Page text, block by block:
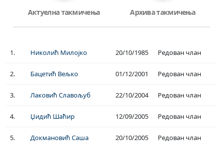
Актуелна такмичења Архива такмичења
1. Николић Милојко 20/10/1985 Редован члан
2. Бацетић Вељко 01/12/2001 Редован члан
3. Лаковић Славољуб 22/10/2004 Редован члан
4. Џидић Шаћир 12/09/2005 Редован члан
5. Докмановић Саша 20/10/2005 Редован члан